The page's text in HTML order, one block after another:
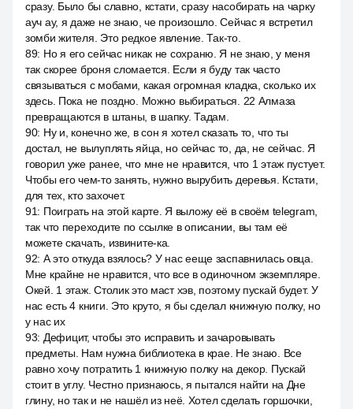
сразу. Было бы славно, кстати, сразу насобирать на чарку
ауч ау, я даже не знаю, че произошло. Сейчас я встретил
зомби жителя. Это редкое явление. Так-то.
89: Но я его сейчас никак не сохраню. Я не знаю, у меня
так скорее броня сломается. Если я буду так часто
связываться с мобами, какая огромная кладка, сколько их
здесь. Пока не поздно. Можно выбираться. 22 Алмаза
превращаются в штаны, в шапку. Тадам.
90: Ну и, конечно же, в сон я хотел сказать то, что ты
достал, не вылуплять яйца, но сейчас то, да, не сейчас. Я
говорил уже ранее, что мне не нравится, что 1 этаж пустует.
Чтобы его чем-то занять, нужно вырубить деревья. Кстати,
для тех, кто захочет.
91: Поиграть на этой карте. Я выложу её в своём telegram,
так что переходите по ссылке в описании, вы там её
можете скачать, извините-ка.
92: А это откуда взялось? У нас ееще заспавнилась овца.
Мне крайне не нравится, что все в одиночном экземпляре.
Окей. 1 этаж. Столик это маст хэв, поэтому пускай будет. У
нас есть 4 книги. Это круто, я бы сделал книжную полку, но
у нас их
93: Дефицит, чтобы это исправить и зачаровывать
предметы. Нам нужна библиотека в крае. Не знаю. Все
равно хочу потратить 1 книжную полку на декор. Пускай
стоит в углу. Честно признаюсь, я пытался найти на Дне
глину, но так и не нашёл из неё. Хотел сделать горшочки,